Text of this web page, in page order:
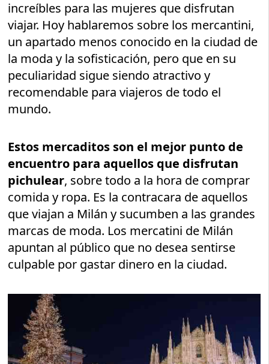
increíbles para las mujeres que disfrutan
viajar. Hoy hablaremos sobre los mercantini,
un apartado menos conocido en la ciudad de
la moda y la sofisticación, pero que en su
peculiaridad sigue siendo atractivo y
recomendable para viajeros de todo el
mundo.
Estos mercaditos son el mejor punto de
encuentro para aquellos que disfrutan
pichulear, sobre todo a la hora de comprar
comida y ropa. Es la contracara de aquellos
que viajan a Milán y sucumben a las grandes
marcas de moda. Los mercatini de Milán
apuntan al público que no desea sentirse
culpable por gastar dinero en la ciudad.